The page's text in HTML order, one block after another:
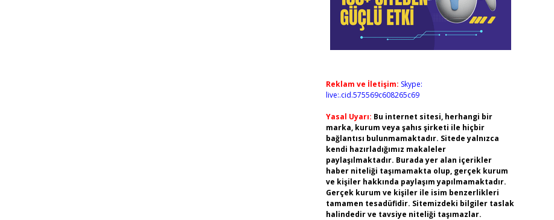
Reklam ve İletişim: Skype:
live:.cid.575569c608265c69
Yasal Uyarı: Bu internet sitesi, herhangi bir
marka, kurum veya şahıs şirketi ile hiçbir
bağlantısı bulunmamaktadır. Sitede yalnızca
kendi hazırladığımız makaleler
paylaşılmaktadır. Burada yer alan içerikler
haber niteliği taşımamakta olup, gerçek kurum
ve kişiler hakkında paylaşım yapılmamaktadır.
Gerçek kurum ve kişiler ile isim benzerlikleri
tamamen tesadüfidir. Sitemizdeki bilgiler taslak
halindedir ve tavsiye niteliği taşımazlar.